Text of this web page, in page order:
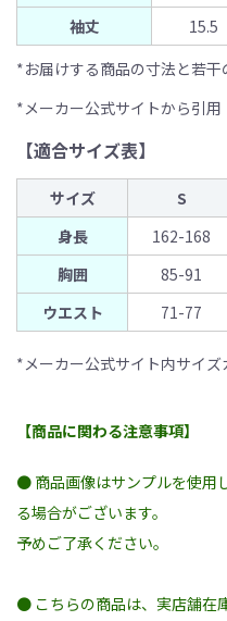
袖丈
15.5
*お届けする商品の寸法と若干
*メーカー公式サイトから引用
【適合サイズ表】
サイズ S
身長
162-168
胸囲
85-91
ウエスト
71-77
*メーカー公式サイト内サイズ
【商品に関わる注意事項】
● 商品画像はサンプルを使用
る場合がございます。
予めご了承ください。
● こちらの商品は、実店舗在